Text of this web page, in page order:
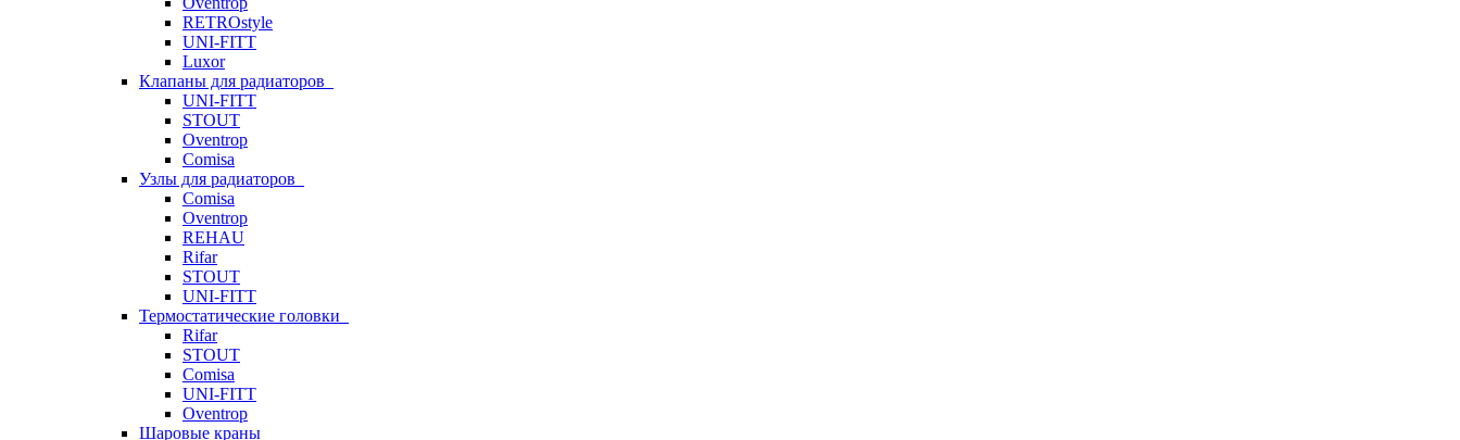
RETROstyle
UNI-FITT
Luxor
Клапаны для радиаторов
UNI-FITT
STOUT
Oventrop
Comisa
Узлы для радиаторов
Comisa
Oventrop
REHAU
Rifar
STOUT
UNI-FITT
Термостатические головки
Rifar
STOUT
Comisa
UNI-FITT
Oventrop
Шаровые краны